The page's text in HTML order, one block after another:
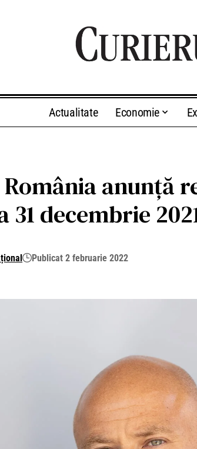
Actualitate Economie
România
31 decembrie
Publicat 2 februarie 2022